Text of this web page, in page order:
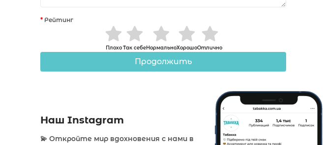
Рейтинг
ПлохоТак себеНормальноХорошоОтлично
Продолжить
Наш Instagram
💫 Откройте мир вдохновения с нами в